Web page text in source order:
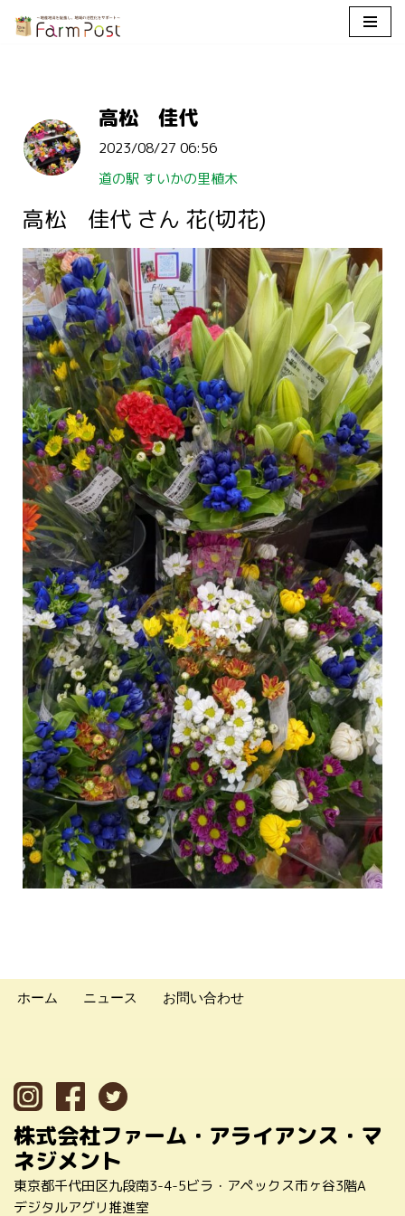
ツ
へ
ッ
プ
高松 佳代
2023/08/27 06:56
道の駅 すいかの里植木
高松 佳代 さん 花(切花)
ホーム ニュース お問い合わせ
株式会社ファーム・アライアンス・マ
ネジメント
東京都千代田区九段南3-4-5ビラ・アペックス市ヶ谷3階A
デジタルアグリ推進室